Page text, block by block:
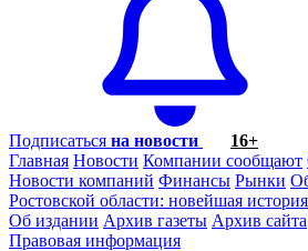
Подписаться на новости
16+
Главная Новости Компании сообщают
Новости компаний Финансы Рынки
Ростовской области: новейшая история
Об издании Архив газеты Архив сайта
Правовая информация